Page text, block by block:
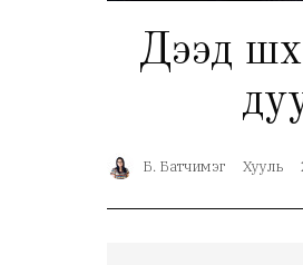
Дээд
Б. Батчимэг Хууль